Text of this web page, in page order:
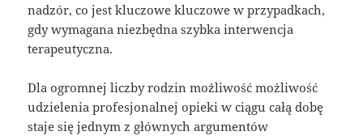
nadzór, co jest kluczowe kluczowe w przypadkach,
gdy wymagana niezbędna szybka interwencja
terapeutyczna.
Dla ogromnej liczby rodzin możliwość możliwość
udzielenia profesjonalnej opieki w ciągu całą dobę
staje się jednym z głównych argumentów